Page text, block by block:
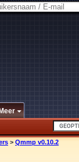
> Qmmp v0.10.2